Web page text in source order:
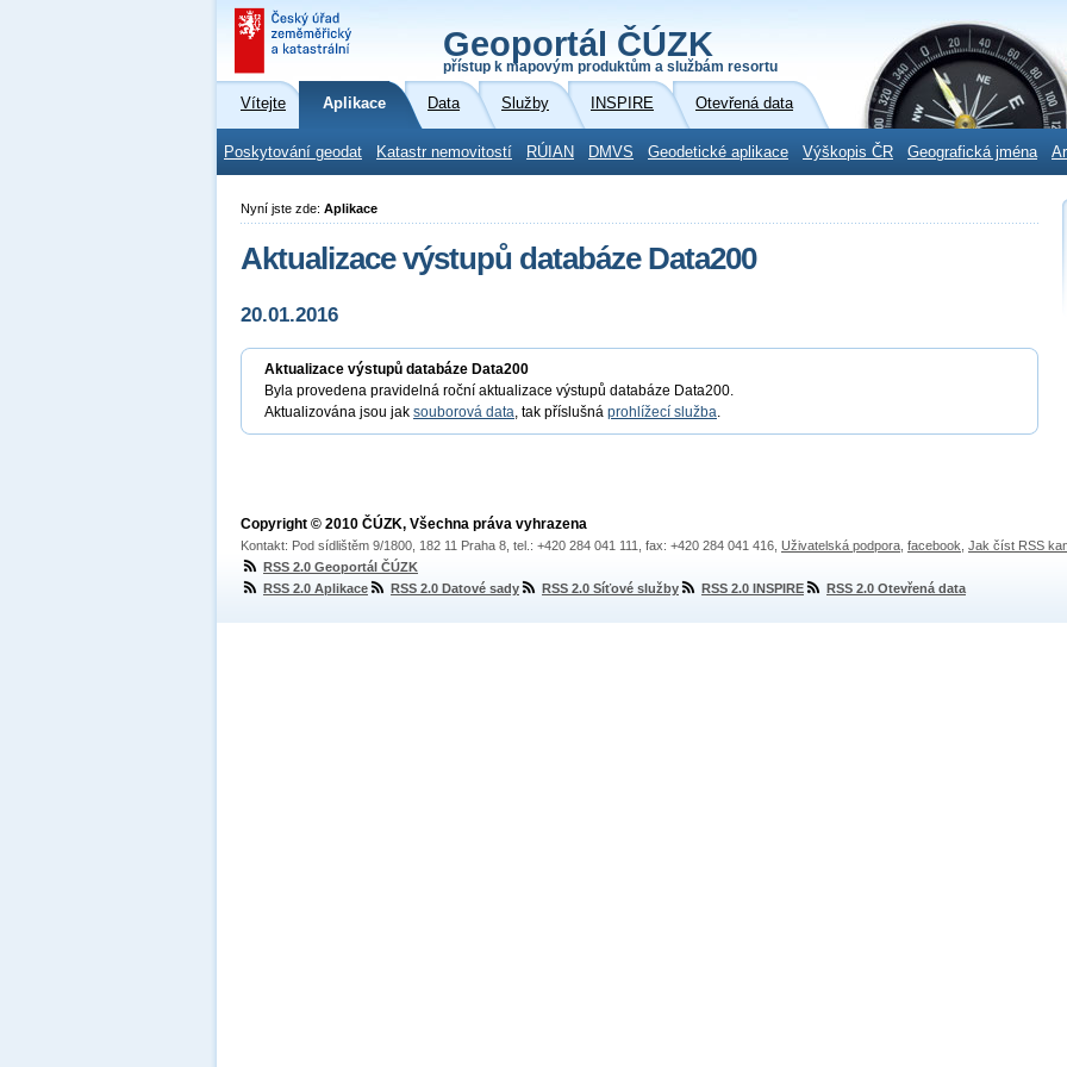
Geoportál ČÚZK
přístup k mapovým produktům a službám resortu
Vítejte Aplikace Data Služby INSPIRE Otevřená data
Poskytování geodat Katastr nemovitostí RÚIAN DMVS Geodetické aplikace Výškopis ČR Geografická jména
Nyní jste zde: Aplikace
Aktualizace výstupů databáze Data200
20.01.2016
Aktualizace výstupů databáze Data200
Byla provedena pravidelná roční aktualizace výstupů databáze Data200.
Aktualizována jsou jak souborová data, tak příslušná prohlížecí služba.
Copyright © 2010 ČÚZK, Všechna práva vyhrazena
Kontakt: Pod sídlištěm 9/1800, 182 11 Praha 8, tel.: +420 284 041 111, fax: +420 284 041 416, Uživatelská podpora facebook Jak číst RSS
RSS 2.0 Geoportál ČÚZK
RSS 2.0 Aplikace
RSS 2.0 Datové sady RSS 2.0 Síťové služby RSS 2.0 INSPIRE RSS 2.0 Otevřená data